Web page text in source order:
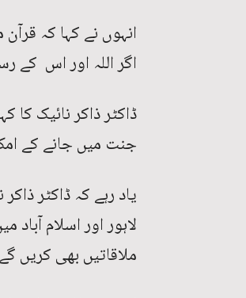
انہوں نے کہا کہ
اگر اللہ اور اس کے
ڈاکٹر ذاکر نائیک کا
جنت میں جانے کے
یاد رہے کہ ڈاکٹر
لاہور اور اسلام
ملاقاتیں بھی کریں